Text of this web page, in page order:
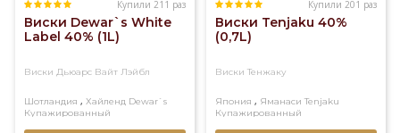
Купили 211 раз
Виски Dewar`s White
Label 40% (1L)
Виски Дьюарс Вайт Лэйбл
Шотландия , Хайленд Dewar`s
Купажированный
Купили 201 раз
Виски Tenjaku 40%
(0,7L)
Виски Тенжаку
Япония , Яманаси Tenjaku
Купажированный